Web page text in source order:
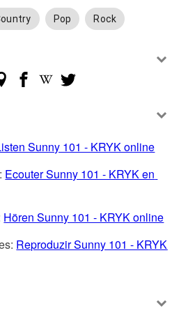
Pop Rock
Sunny 101 - KRYK online
Ecouter Sunny 101 - KRYK en
Hören Sunny 101 - KRYK online
Reproduzir Sunny 101 - KRYK